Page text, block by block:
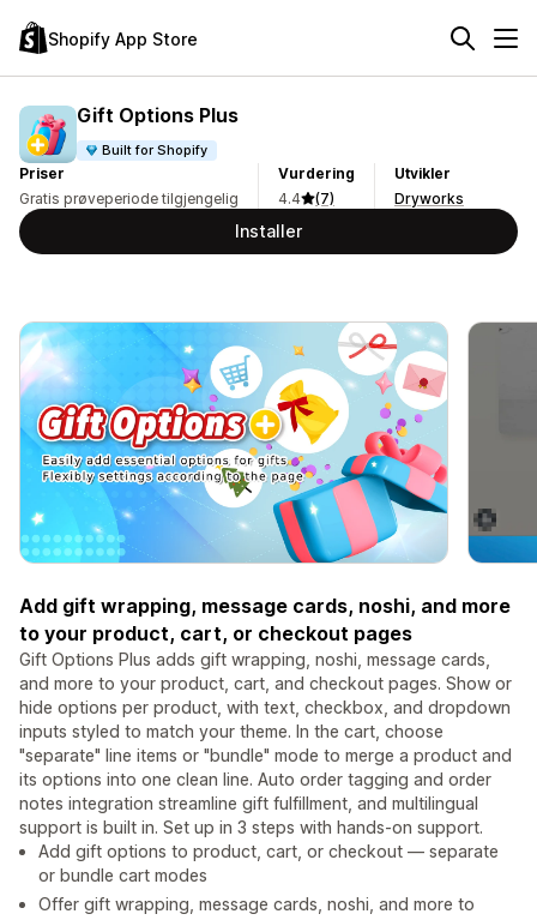
Shopify App Store
Gift Options Plus
Built for Shopify
Priser
Gratis prøveperiode tilgjengelig
Vurdering
4.4
(7)
Utvikler
Dryworks
Installer
Add gift wrapping, message cards, noshi, and more
to your product, cart, or checkout pages
Gift Options Plus adds gift wrapping, noshi, message cards,
and more to your product, cart, and checkout pages. Show or
hide options per product, with text, checkbox, and dropdown
inputs styled to match your theme. In the cart, choose
"separate" line items or "bundle" mode to merge a product and
its options into one clean line. Auto order tagging and order
notes integration streamline gift fulfillment, and multilingual
support is built in. Set up in 3 steps with hands-on support.
Add gift options to product, cart, or checkout — separate
or bundle cart modes
Offer gift wrapping, message cards, noshi, and more to